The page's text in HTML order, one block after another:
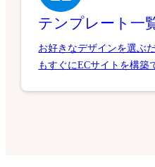
テンプレート一
お好きなデザインを選ぶ
もすぐにECサイトを構築